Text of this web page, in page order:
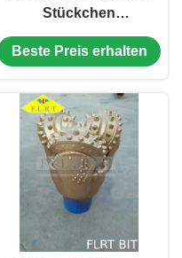
Stückchen
TCI/Rollen-
Gesteinsmeißel für
Beste Preis erhalten